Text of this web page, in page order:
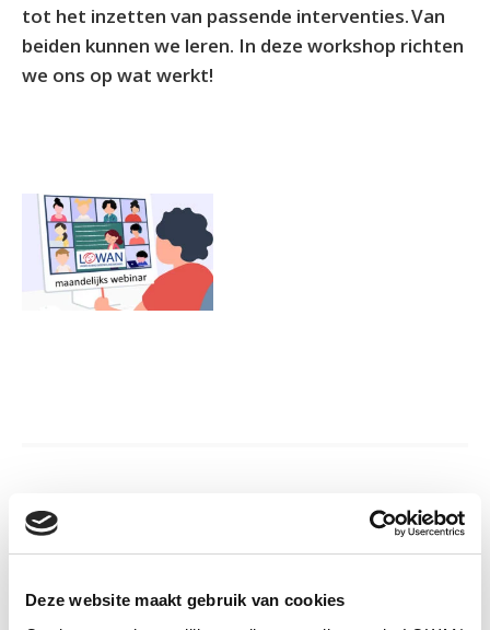
Deze website maakt gebruik van cookies
tot het inzetten van passende interventies. Van
beiden kunnen we leren. In deze workshop richten
we ons op wat werkt!
Informatie
Jaar van uitgave: 2024